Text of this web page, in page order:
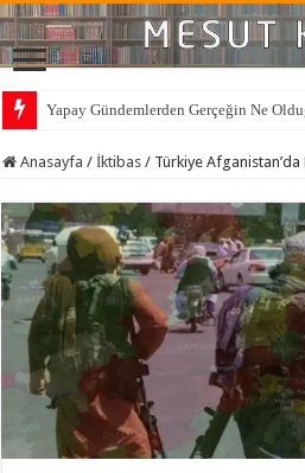
Yapay Gündemlerden Gerçeğin Ne
Anasayfa / İktibas / Türkiye Afganistan’da